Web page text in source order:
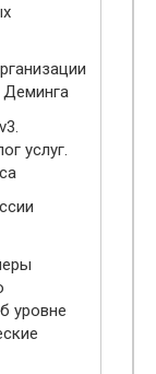
услуг.
уровне